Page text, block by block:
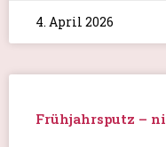
4. April 2026
Frühjahrsputz –